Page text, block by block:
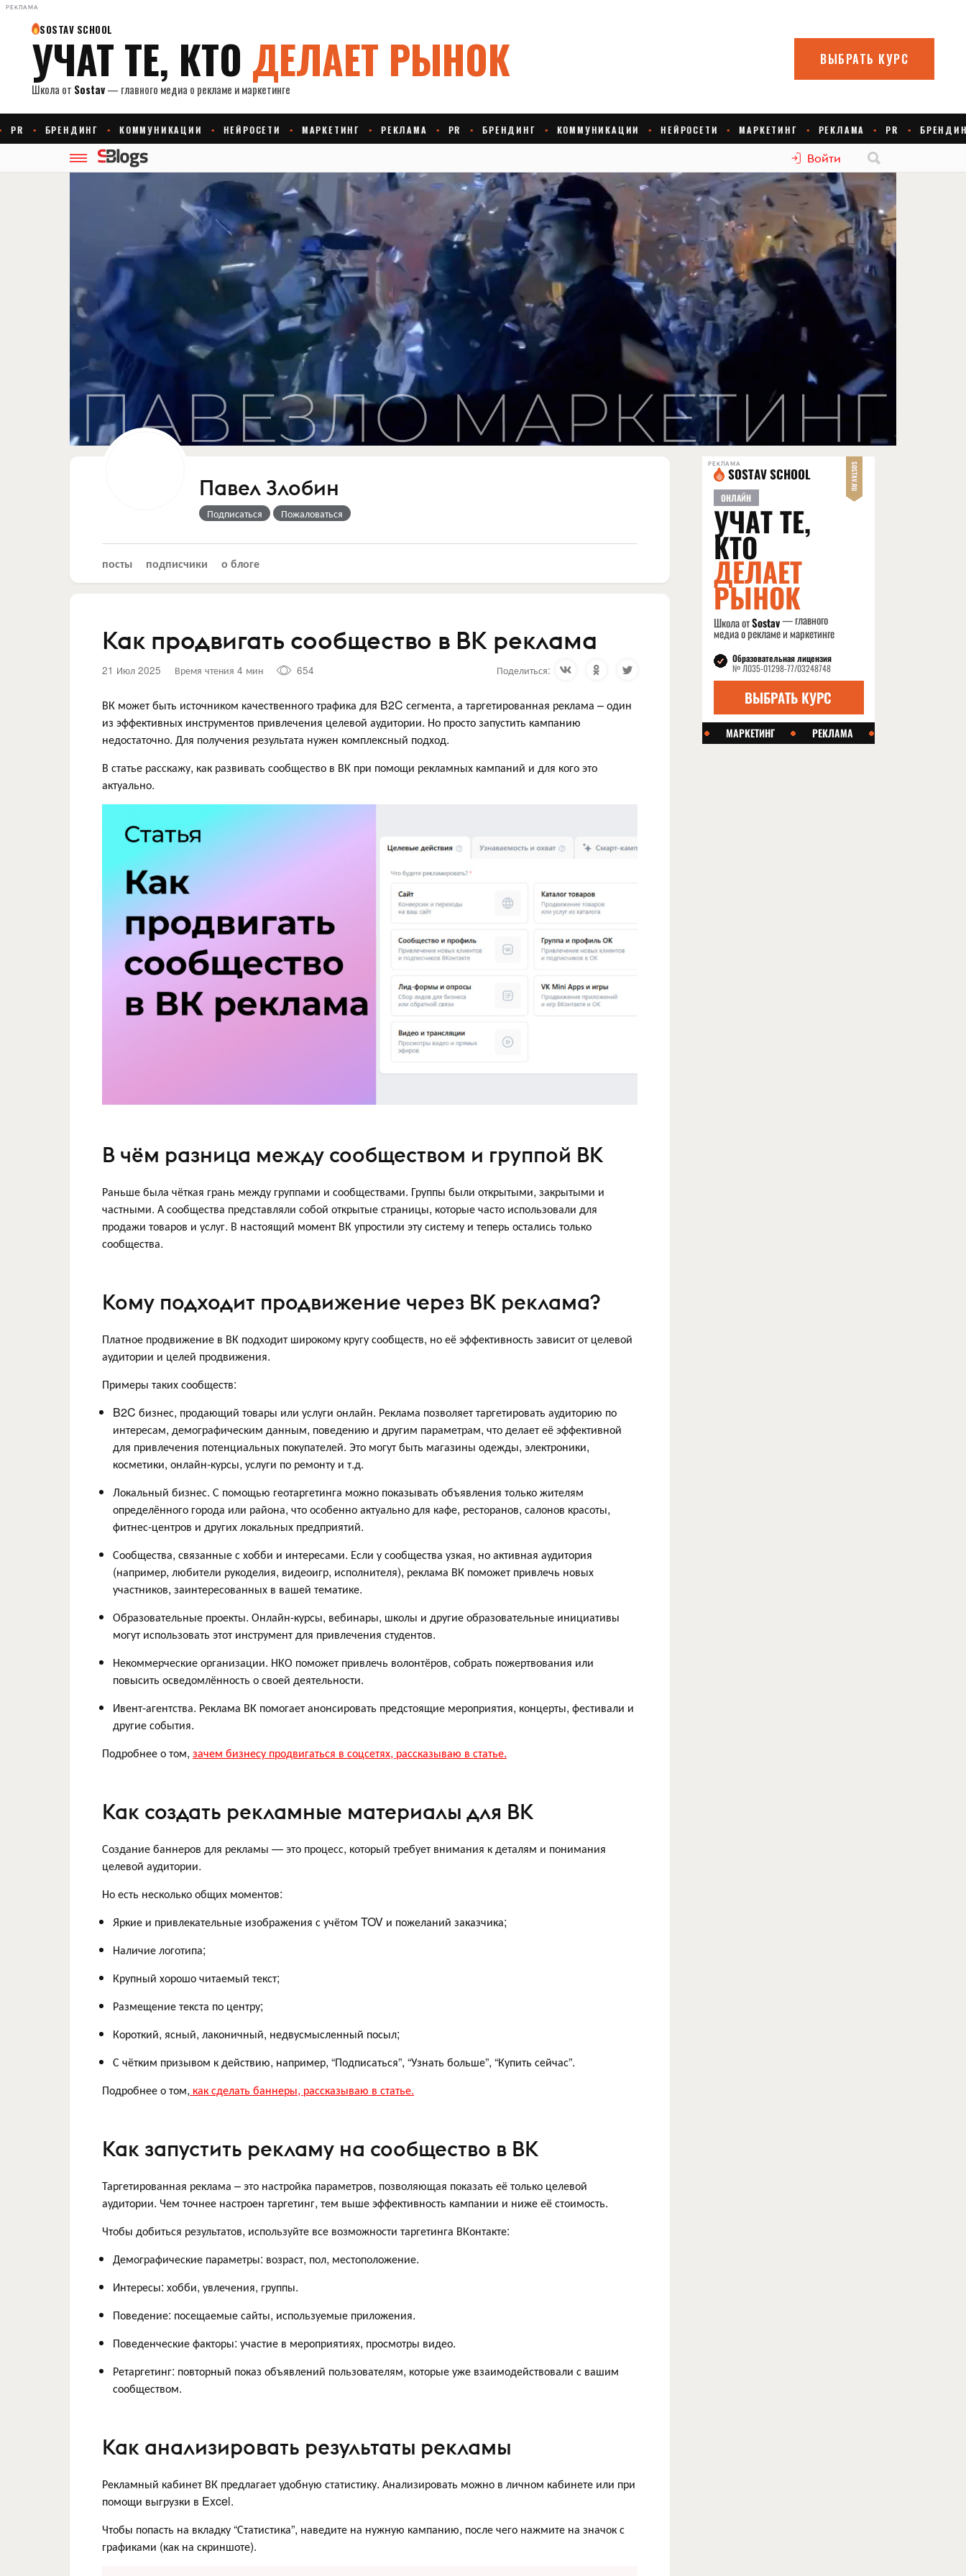
РЕКЛАМА
Войти
Павел Злобин
Подписаться Пожаловаться
посты подписчики о блоге
Как продвигать сообщество в ВК реклама
21 Июл 2025 Время чтения 4 мин 654 Поделиться:
ВК может быть источником качественного трафика для B2C сегмента, а таргетированная реклама – один
из эффективных инструментов привлечения целевой аудитории. Но просто запустить кампанию
недостаточно. Для получения результата нужен комплексный подход.
В статье расскажу, как развивать сообщество в ВК при помощи рекламных кампаний и для кого это
актуально.
В чём разница между сообществом и группой ВК
Раньше была чёткая грань между группами и сообществами. Группы были открытыми, закрытыми и
частными. А сообщества представляли собой открытые страницы, которые часто использовали для
продажи товаров и услуг. В настоящий момент ВК упростили эту систему и теперь остались только
сообщества.
Кому подходит продвижение через ВК реклама?
Платное продвижение в ВК подходит широкому кругу сообществ, но её эффективность зависит от целевой
аудитории и целей продвижения.
Примеры таких сообществ:
B2C бизнес, продающий товары или услуги онлайн. Реклама позволяет таргетировать аудиторию по
интересам, демографическим данным, поведению и другим параметрам, что делает её эффективной
для привлечения потенциальных покупателей. Это могут быть магазины одежды, электроники,
косметики, онлайн-курсы, услуги по ремонту и т.д.
Локальный бизнес. С помощью геотаргетинга можно показывать объявления только жителям
определённого города или района, что особенно актуально для кафе, ресторанов, салонов красоты,
фитнес-центров и других локальных предприятий.
Сообщества, связанные с хобби и интересами. Если у сообщества узкая, но активная аудитория
(например, любители рукоделия, видеоигр, исполнителя), реклама ВК поможет привлечь новых
участников, заинтересованных в вашей тематике.
Образовательные проекты. Онлайн-курсы, вебинары, школы и другие образовательные инициативы
могут использовать этот инструмент для привлечения студентов.
Некоммерческие организации. НКО поможет привлечь волонтёров, собрать пожертвования или
повысить осведомлённость о своей деятельности.
Ивент-агентства. Реклама ВК помогает анонсировать предстоящие мероприятия, концерты, фестивали и
другие события.
Подробнее о том, зачем бизнесу продвигаться в соцсетях, рассказываю в статье.
Как создать рекламные материалы для ВК
Создание баннеров для рекламы — это процесс, который требует внимания к деталям и понимания
целевой аудитории.
Но есть несколько общих моментов:
Яркие и привлекательные изображения с учётом TOV и пожеланий заказчика;
Наличие логотипа;
Крупный хорошо читаемый текст;
Размещение текста по центру;
Короткий, ясный, лаконичный, недвусмысленный посыл;
С чётким призывом к действию, например, “Подписаться”, “Узнать больше”, “Купить сейчас”.
Подробнее о том, как сделать баннеры, рассказываю в статье.
Как запустить рекламу на сообщество в ВК
Таргетированная реклама – это настройка параметров, позволяющая показать её только целевой
аудитории. Чем точнее настроен таргетинг, тем выше эффективность кампании и ниже её стоимость.
Чтобы добиться результатов, используйте все возможности таргетинга ВКонтакте:
Демографические параметры: возраст, пол, местоположение.
Интересы: хобби, увлечения, группы.
Поведение: посещаемые сайты, используемые приложения.
Поведенческие факторы: участие в мероприятиях, просмотры видео.
Ретаргетинг: повторный показ объявлений пользователям, которые уже взаимодействовали с вашим
сообществом.
Как анализировать результаты рекламы
Рекламный кабинет ВК предлагает удобную статистику. Анализировать можно в личном кабинете или при
помощи выгрузки в Excel.
Чтобы попасть на вкладку “Статистика”, наведите на нужную кампанию, после чего нажмите на значок с
графиками (как на скриншоте).
РЕКЛАМА